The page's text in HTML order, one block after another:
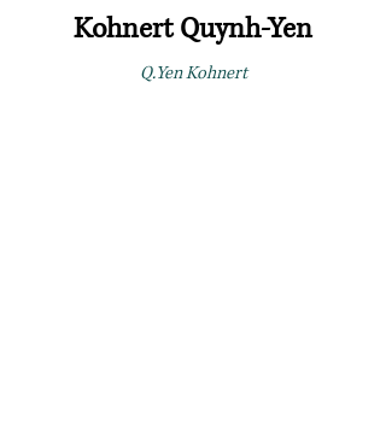
Kohnert Quynh-Yen
Q.Yen Kohnert